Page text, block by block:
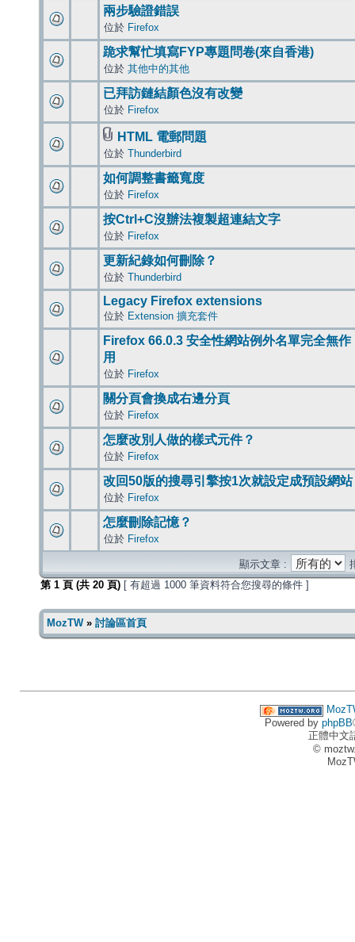
兩步驗證錯誤
位於 Firefox
跪求幫忙填寫FYP專題問卷(來自香港)
位於 其他中的其他
已拜訪鏈結顏色沒有改變
位於 Firefox
HTML 電郵問題
位於 Thunderbird
如何調整書籤寬度
位於 Firefox
按Ctrl+C沒辦法複製超連結文字
位於 Firefox
更新紀錄如何刪除？
位於 Thunderbird
Legacy Firefox extensions
位於 Extension 擴充套件
Firefox 66.0.3 安全性網站例外名單完全無作
用
位於 Firefox
關分頁會換成右邊分頁
位於 Firefox
怎麼改別人做的樣式元件？
位於 Firefox
改回50版的搜尋引擎按1次就設定成預設網站
位於 Firefox
怎麼刪除記憶？
位於 Firefox
顯示文章 :
第 1 頁 (共 20 頁) [ 有超過 1000 筆資料符合您搜尋的條件 ]
MozTW» 討論區首頁
Powered by phpBB
正體中文
©